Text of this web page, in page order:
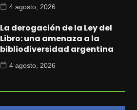
4 agosto, 2026
La derogación de la Ley del
Libro: una amenaza a la
bibliodiversidad argentina
4 agosto, 2026